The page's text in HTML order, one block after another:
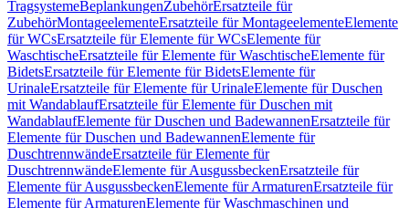
TragsystemeBeplankungenZubehörErsatzteile für
ZubehörMontageelementeErsatzteile für MontageelementeElemente
für WCsErsatzteile für Elemente für WCsElemente für
WaschtischeErsatzteile für Elemente für WaschtischeElemente für
BidetsErsatzteile für Elemente für BidetsElemente für
UrinaleErsatzteile für Elemente für UrinaleElemente für Duschen
mit WandablaufErsatzteile für Elemente für Duschen mit
WandablaufElemente für Duschen und BadewannenErsatzteile für
Elemente für Duschen und BadewannenElemente für
DuschtrennwändeErsatzteile für Elemente für
DuschtrennwändeElemente für AusgussbeckenErsatzteile für
Elemente für AusgussbeckenElemente für ArmaturenErsatzteile für
Elemente für ArmaturenElemente für Waschmaschinen und